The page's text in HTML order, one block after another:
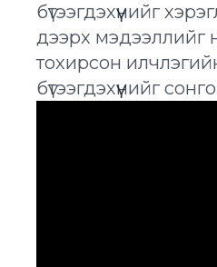
бүтээгдэхүүнийг
дээрх мэдээллийг
тохирсон
бүтээгдэхүүнийг